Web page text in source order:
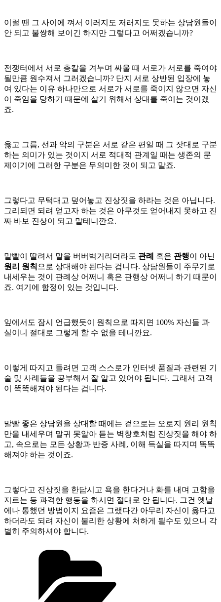
이럴 땐 그 사이에 껴서 이러지도 저러지도 못하는 상담원들이
안 되고 불쌍해 보이긴 하지만 그렇다고 어쩌겠습니까?
전쟁터에서 서로 총칼을 겨누며 싸울 때 서로가 서로를 죽여야
될만큼 원수져서 그러겠습니까? 단지 서로 상반된 입장에 놓
여 있다는 이유 하나만으로 서로가 서로를 죽이지 않으면 자신
이 죽임을 당하기 때문에 살기 위해서 상대를 죽이는 것이겠
죠.
옳고 그름, 선과 악의 구분은 서로 같은 편일 때 그 잣대로 구분
하는 의미가 있는 것이지 서로 적대적 관계일 때는 생존의 문
제이기에 그러한 구분은 무의미한 것이 되고 말죠.
그렇다고 무턱대고 덮어놓고 진상짓을 하라는 것은 아닙니다.
그리되면 되려 얻고자 하는 것은 아무것도 얻어내지 못하고 진
짜 바보 진상이 되고 말테니깐요.
말빨이 딸려서 말을 버버벅거리더라도 관례 혹은 관행이 아닌
원리 원칙 으로 상대해야 된다는 겁니다. 상담원들이 주무기로
내세우는 것이 관례상 어쩌니 혹은 관행상 어쩌니 하기 때문이
죠. 여기에 함정이 있는 것입니다.
잎에서도 잠시 언급했듯이 원칙으로 따지면 100% 자신들 과
실이니 절대로 그렇게 할 수 없을 테니깐요.
이렇게 따지고 들려면 고객 스스로가 인터넷 품질과 관련된 기
술 및 사례들을 공부해서 잘 알고 있어야 됩니다. 그래서 고객
이 똑똑해져야 된다는 겁니다.
말빨 좋은 상담원을 상대할 때에는 겉으로는 오로지 원리 원칙
만을 내세우며 말귀 못알아 듣는 벽창호처럼 진상짓을 해야 하
고, 속으로는 모든 상황과 반증 사례, 이해 득실을 따지며 똑똑
해져야 하는 것이죠.
그렇다고 진상짓을 한답시고 욕을 한다거나 화를 내며 고함을
지르는 등 과격한 행동을 하시면 절대로 안 됩니다. 그건 옛날
에나 통했던 방법이지 요즘은 그랬다간 아무리 자신이 옳다고
하더라도 되려 자신이 불리한 상황에 처하게 될수도 있으니 각
별히 주의하셔야 합니다.